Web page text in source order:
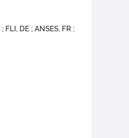
FLI, DE ; ANSES, FR ;